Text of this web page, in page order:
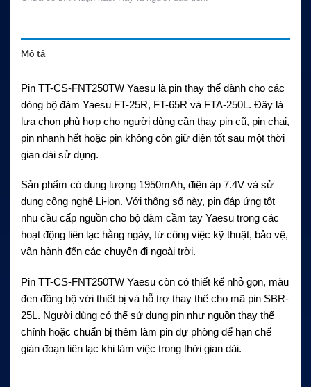
Mô tả
Pin TT-CS-FNT250TW Yaesu là pin thay thế dành cho các
dòng bộ đàm Yaesu FT-25R, FT-65R và FTA-250L. Đây là
lựa chọn phù hợp cho người dùng cần thay pin cũ, pin chai,
pin nhanh hết hoặc pin không còn giữ điện tốt sau một thời
gian dài sử dụng.
Sản phẩm có dung lượng 1950mAh, điện áp 7.4V và sử
dụng công nghệ Li-ion. Với thông số này, pin đáp ứng tốt
nhu cầu cấp nguồn cho bộ đàm cầm tay Yaesu trong các
hoạt động liên lạc hằng ngày, từ công việc kỹ thuật, bảo vệ,
vận hành đến các chuyến đi ngoài trời.
Pin TT-CS-FNT250TW Yaesu còn có thiết kế nhỏ gọn, màu
đen đồng bộ với thiết bị và hỗ trợ thay thế cho mã pin SBR-
25L. Người dùng có thể sử dụng pin như nguồn thay thế
chính hoặc chuẩn bị thêm làm pin dự phòng để hạn chế
gián đoạn liên lạc khi làm việc trong thời gian dài.